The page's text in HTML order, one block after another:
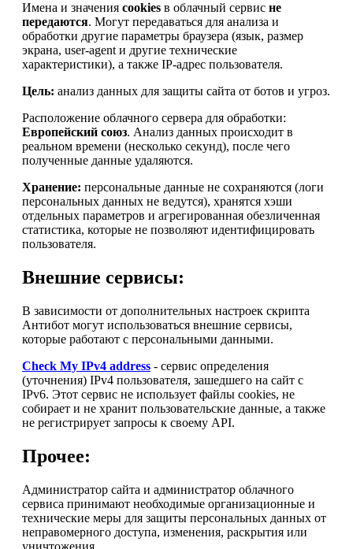
Имена и значения cookies в облачный сервис не
передаются. Могут передаваться для анализа и
обработки другие параметры браузера (язык, размер
экрана, user-agent и другие технические
характеристики), а также IP-адрес пользователя.
Цель: анализ данных для защиты сайта от ботов и угроз.
Расположение облачного сервера для обработки:
Европейский союз. Анализ данных происходит в
реальном времени (несколько секунд), после чего
полученные данные удаляются.
Хранение: персональные данные не сохраняются (логи
персональных данных не ведутся), хранятся хэши
отдельных параметров и агрегированная обезличенная
статистика, которые не позволяют идентифицировать
пользователя.
Внешние сервисы:
В зависимости от дополнительных настроек скрипта
Антибот могут использоваться внешние сервисы,
которые работают с персональными данными.
Check My IPv4 address - сервис определения
(уточнения) IPv4 пользователя, зашедшего на сайт с
IPv6. Этот сервис не использует файлы cookies, не
собирает и не хранит пользовательские данные, а также
не регистрирует запросы к своему API.
Прочее:
Администратор сайта и администратор облачного
сервиса принимают необходимые организационные и
технические меры для защиты персональных данных от
неправомерного доступа, изменения, раскрытия или
уничтожения.